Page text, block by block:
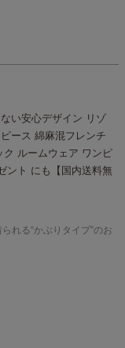
い安心デザイン リゾ
ース 綿麻混フレンチ
ク ルームウェア ワンピ
ント にも【国内送料無
れる“かぶりタイプ”のお